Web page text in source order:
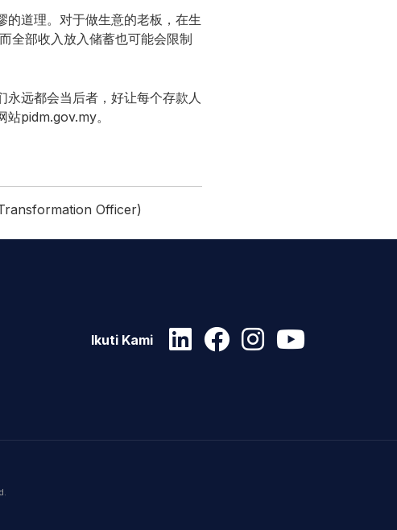
道理。对于做生意的老板，在生
全部收入放入储蓄也可能会限制
远都会当后者，好让每个存款人
pidm.gov.my。
Officer)
Ikuti Kami